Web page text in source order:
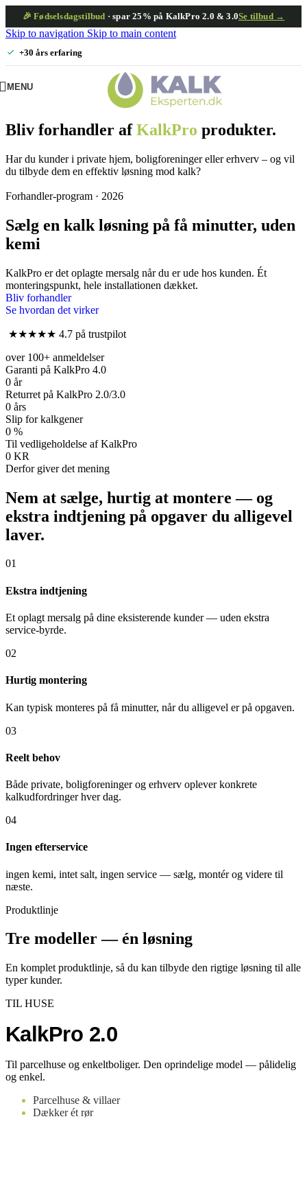
🎉 Fødselsdagstilbud · spar 25% på KalkPro 2.0 & 3.0Se tilbud →
Skip to navigation Skip to main content
+30 års erfaring
MENU
Bliv forhandler afKalkPro produkter.
Har du kunder i private hjem, boligforeninger eller erhverv – og vil
du tilbyde dem en effektiv løsning mod kalk?
Forhandler-program · 2026
Sælg en kalk løsning på få minutter, uden
kemi
KalkPro er det oplagte mersalg når du er ude hos kunden. Ét
monteringspunkt, hele installationen dækket.
Bliv forhandler
Se hvordan det virker
★★★★★ 4.7 på trustpilot
over 100+ anmeldelser
Garanti på KalkPro 4.0
0 år
Returret på KalkPro 2.0/3.0
0 års
Slip for kalkgener
0 %
Til vedligeholdelse af KalkPro
0 KR
Derfor giver det mening
Nem at sælge, hurtig at montere — og
ekstra indtjening på opgaver du alligevel
laver.
01
Ekstra indtjening
Et oplagt mersalg på dine eksisterende kunder — uden ekstra
service-byrde.
02
Hurtig montering
Kan typisk monteres på få minutter, når du alligevel er på opgaven.
03
Reelt behov
Både private, boligforeninger og erhverv oplever konkrete
kalkudfordringer hver dag.
04
Ingen efterservice
ingen kemi, intet salt, ingen service — sælg, montér og videre til
næste.
Produktlinje
Tre modeller — én løsning
En komplet produktlinje, så du kan tilbyde den rigtige løsning til alle
typer kunder.
TIL HUSE
KalkPro 2.0
Til parcelhuse og enkeltboliger. Den oprindelige model — pålidelig
og enkel.
Parcelhuse & villaer
Dækker ét rør